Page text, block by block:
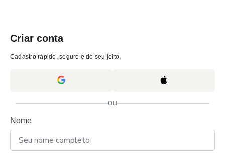
Criar conta
Cadastro rápido, seguro e do seu jeito.
ou
Nome